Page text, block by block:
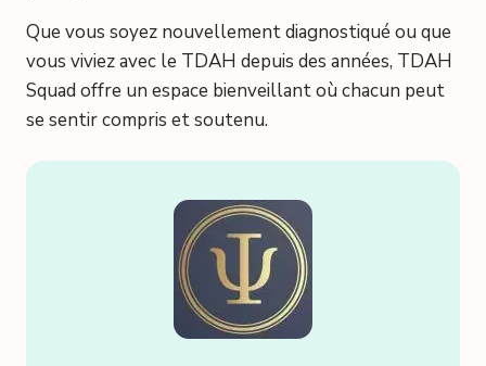
Que vous soyez nouvellement diagnostiqué ou que
vous viviez avec le TDAH depuis des années, TDAH
Squad offre un espace bienveillant où chacun peut
se sentir compris et soutenu.